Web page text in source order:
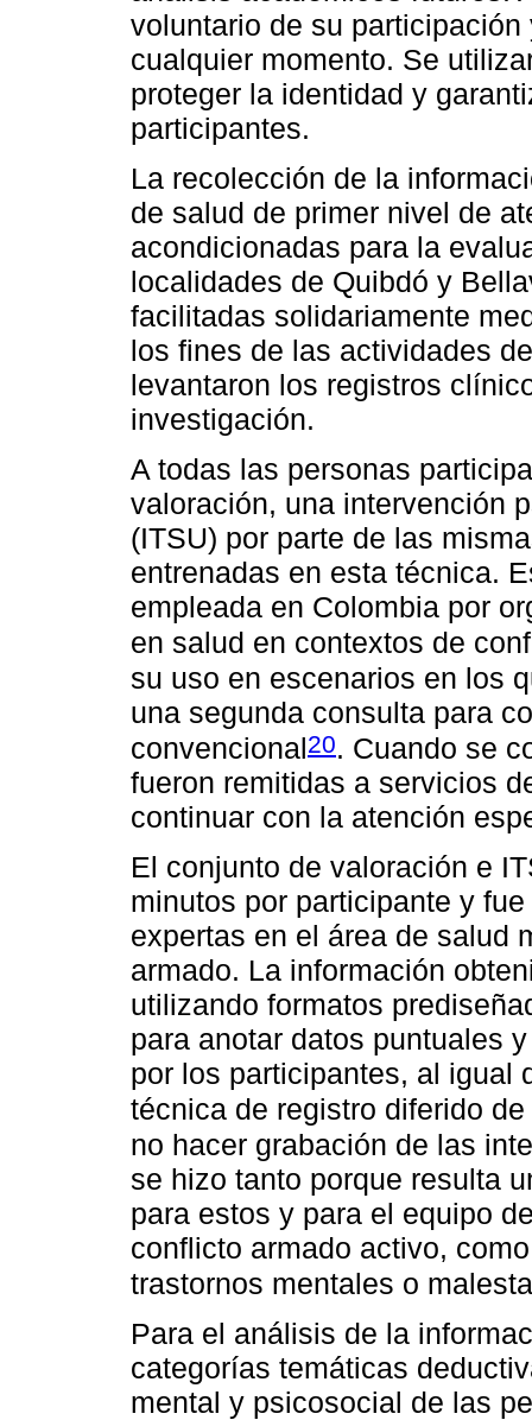
voluntario de su
cualquier momento. Se
proteger la identidad y
participantes.
La recolección de la
de salud de primer nivel de
acondicionadas para la
localidades de Quibdó y
facilitadas solidariamente
los fines de las actividades
levantaron los registros
investigación.
A todas las personas
valoración, una intervención
(ITSU) por parte de las
entrenadas en esta técnica.
empleada en Colombia por
en salud en contextos de
su uso en escenarios en los
una segunda consulta para
convencional20. Cuando se
fueron remitidas a servicios
continuar con la atención
El conjunto de valoración e
minutos por participante y
expertas en el área de salud
armado. La información
utilizando formatos
para anotar datos puntuales
por los participantes, al igual
técnica de registro diferido
no hacer grabación de las
se hizo tanto porque resulta
para estos y para el equipo
conflicto armado activo,
trastornos mentales o
Para el análisis de la
categorías temáticas
mental y psicosocial de las